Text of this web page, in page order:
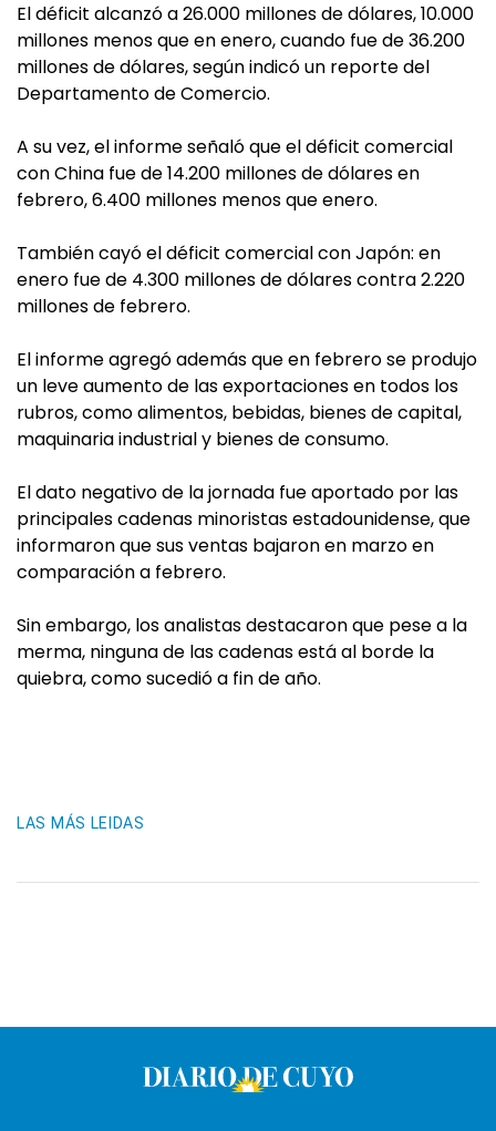
El déficit alcanzó a 26.000 millones de dólares, 10.000
millones menos que en enero, cuando fue de 36.200
millones de dólares, según indicó un reporte del
Departamento de Comercio.
A su vez, el informe señaló que el déficit comercial
con China fue de 14.200 millones de dólares en
febrero, 6.400 millones menos que enero.
También cayó el déficit comercial con Japón: en
enero fue de 4.300 millones de dólares contra 2.220
millones de febrero.
El informe agregó además que en febrero se produjo
un leve aumento de las exportaciones en todos los
rubros, como alimentos, bebidas, bienes de capital,
maquinaria industrial y bienes de consumo.
El dato negativo de la jornada fue aportado por las
principales cadenas minoristas estadounidense, que
informaron que sus ventas bajaron en marzo en
comparación a febrero.
Sin embargo, los analistas destacaron que pese a la
merma, ninguna de las cadenas está al borde la
quiebra, como sucedió a fin de año.
LAS MÁS LEIDAS